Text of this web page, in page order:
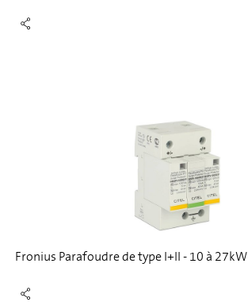
Fronius Parafoudre de type I+II - 10 à 27kW